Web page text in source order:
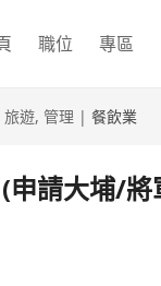
職位 專區
遊, 管理 | 餐飲業
申請大埔/